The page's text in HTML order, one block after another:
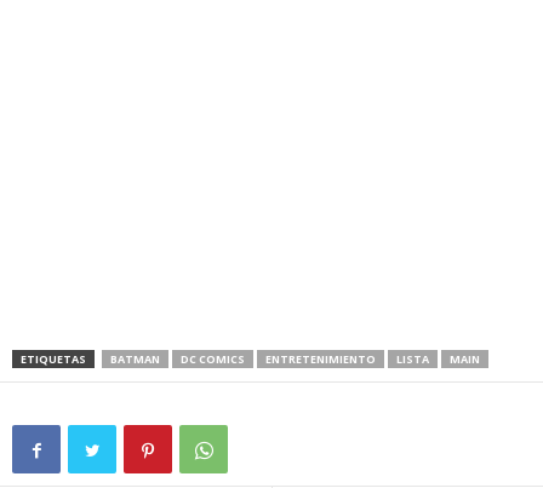
ETIQUETAS BATMAN DC COMICS ENTRETENIMIENTO LISTA MAIN